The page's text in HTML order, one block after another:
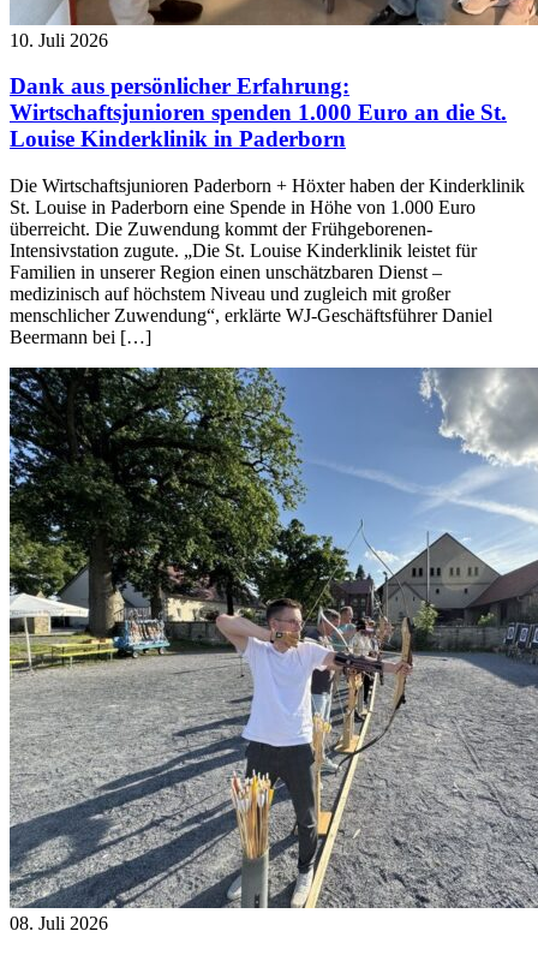
10. Juli 2026
Dank aus persönlicher Erfahrung:
Wirtschaftsjunioren spenden 1.000 Euro an die St.
Louise Kinderklinik in Paderborn
Die Wirtschaftsjunioren Paderborn + Höxter haben der Kinderklinik
St. Louise in Paderborn eine Spende in Höhe von 1.000 Euro
überreicht. Die Zuwendung kommt der Frühgeborenen-
Intensivstation zugute. „Die St. Louise Kinderklinik leistet für
Familien in unserer Region einen unschätzbaren Dienst –
medizinisch auf höchstem Niveau und zugleich mit großer
menschlicher Zuwendung“, erklärte WJ-Geschäftsführer Daniel
Beermann bei […]
08. Juli 2026